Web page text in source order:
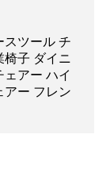
スツール チ
椅子 ダイニ
アー ハイ
アー フレン